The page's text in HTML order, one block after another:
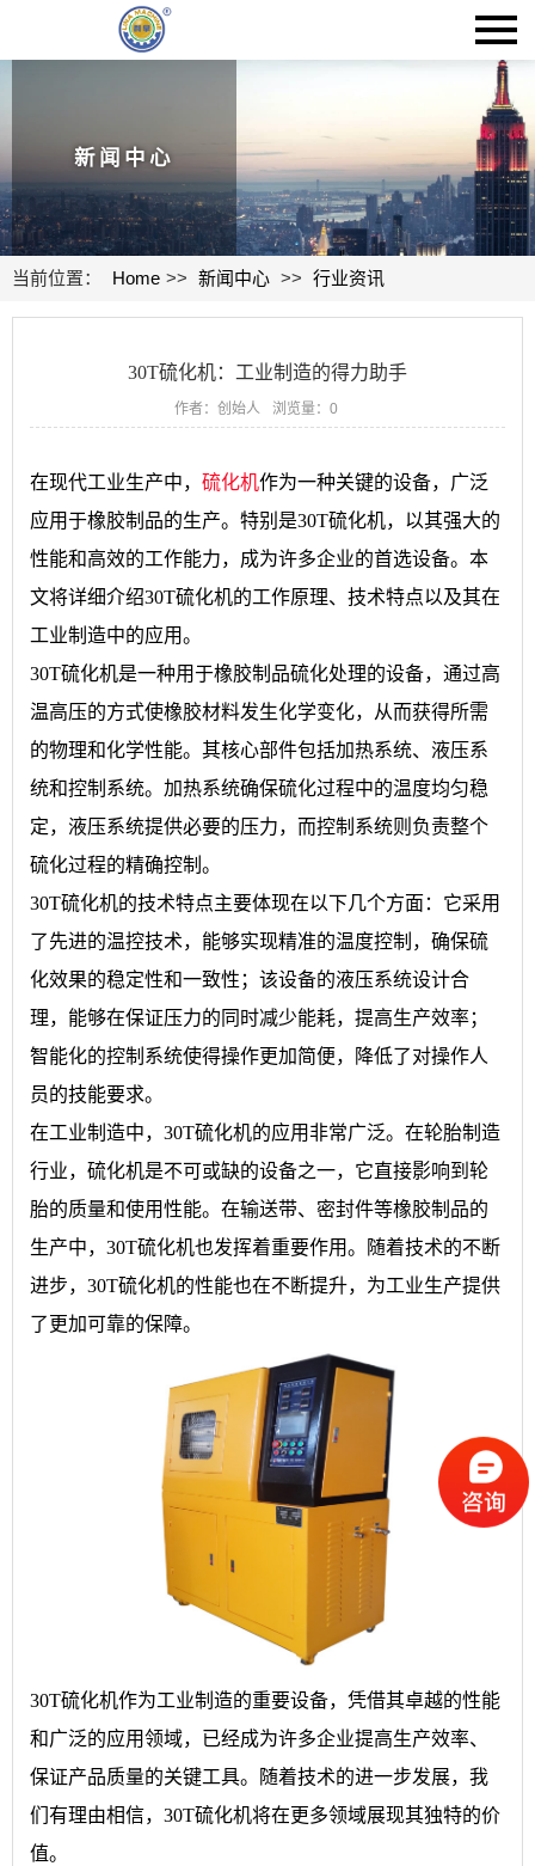
新闻中心
当前位置： Home >> 新闻中心 >> 行业资讯
30T硫化机：工业制造的得力助手
作者：创始人 浏览量： 0
在现代工业生产中， 硫化机作为一种关键的设备，广泛
应用于橡胶制品的生产。特别是30T硫化机，以其强大的
性能和高效的工作能力，成为许多企业的首选设备。本
文将详细介绍30T硫化机的工作原理、技术特点以及其在
工业制造中的应用。
30T硫化机是一种用于橡胶制品硫化处理的设备，通过高
温高压的方式使橡胶材料发生化学变化，从而获得所需
的物理和化学性能。其核心部件包括加热系统、液压系
统和控制系统。加热系统确保硫化过程中的温度均匀稳
定，液压系统提供必要的压力，而控制系统则负责整个
硫化过程的精确控制。
30T硫化机的技术特点主要体现在以下几个方面：它采用
了先进的温控技术，能够实现精准的温度控制，确保硫
化效果的稳定性和一致性；该设备的液压系统设计合
理，能够在保证压力的同时减少能耗，提高生产效率；
智能化的控制系统使得操作更加简便，降低了对操作人
员的技能要求。
在工业制造中，30T硫化机的应用非常广泛。在轮胎制造
行业，硫化机是不可或缺的设备之一，它直接影响到轮
胎的质量和使用性能。在输送带、密封件等橡胶制品的
生产中，30T硫化机也发挥着重要作用。随着技术的不断
进步，30T硫化机的性能也在不断提升，为工业生产提供
了更加可靠的保障。
30T硫化机作为工业制造的重要设备，凭借其卓越的性能
和广泛的应用领域，已经成为许多企业提高生产效率、
保证产品质量的关键工具。随着技术的进一步发展，我
们有理由相信，30T硫化机将在更多领域展现其独特的价
值。